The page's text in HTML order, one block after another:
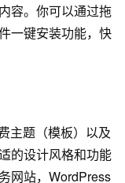
容。你可以通过拖
一键安装功能，快
主题（模板）以及
的设计风格和功能
网站，WordPress